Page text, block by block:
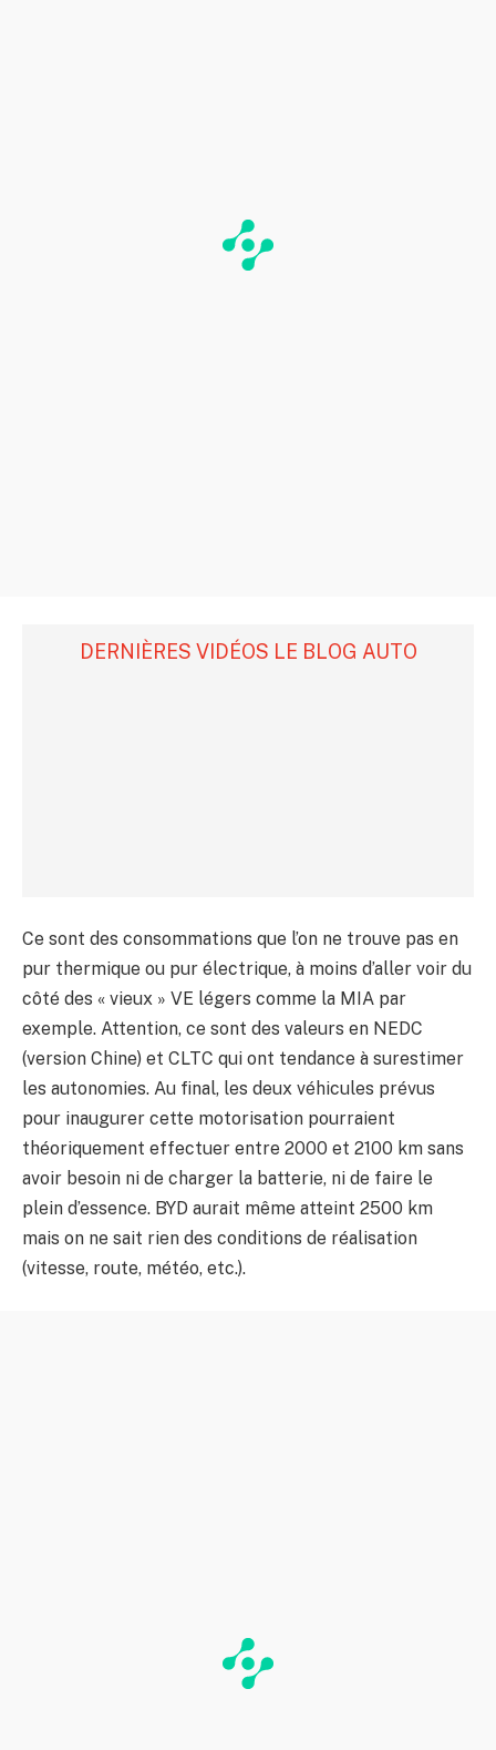
DERNIÈRES VIDÉOS LE BLOG AUTO
Ce sont des consommations que l’on ne trouve pas en
pur thermique ou pur électrique, à moins d’aller voir du
côté des « vieux » VE légers comme la MIA par
exemple. Attention, ce sont des valeurs en NEDC
(version Chine) et CLTC qui ont tendance à surestimer
les autonomies. Au final, les deux véhicules prévus
pour inaugurer cette motorisation pourraient
théoriquement effectuer entre 2000 et 2100 km sans
avoir besoin ni de charger la batterie, ni de faire le
plein d’essence. BYD aurait même atteint 2500 km
mais on ne sait rien des conditions de réalisation
(vitesse, route, météo, etc.).